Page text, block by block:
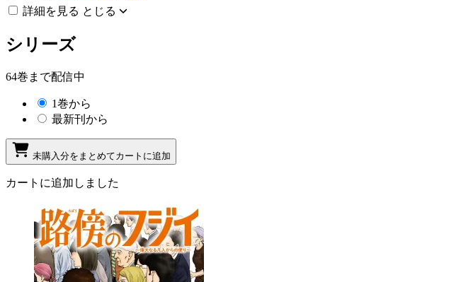
詳細を見る とじる
シリーズ
64巻まで配信中
1巻から
最新刊から
未購入分をまとめてカートに追加
カートに追加しました